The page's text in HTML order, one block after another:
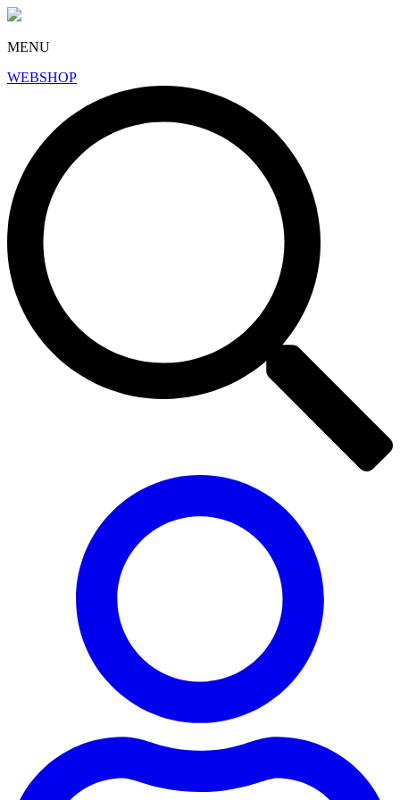
MENU
WEBSHOP